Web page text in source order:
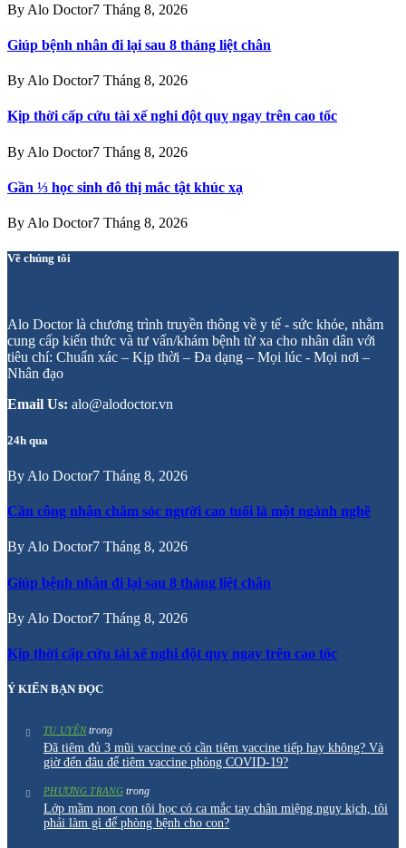
By Alo Doctor7 Tháng 8, 2026
Giúp bệnh nhân đi lại sau 8 tháng liệt chân
By Alo Doctor7 Tháng 8, 2026
Kịp thời cấp cứu tài xế nghi đột quỵ ngay trên cao tốc
By Alo Doctor7 Tháng 8, 2026
Gần ⅓ học sinh đô thị mắc tật khúc xạ
By Alo Doctor7 Tháng 8, 2026
Về chúng tôi
Alo Doctor là chương trình truyền thông về y tế - sức khỏe, nhằm
cung cấp kiến thức và tư vấn/khám bệnh từ xa cho nhân dân với
tiêu chí: Chuẩn xác – Kịp thời – Đa dạng – Mọi lúc - Mọi nơi –
Nhân đạo
Email Us: alo@alodoctor.vn
24h qua
By Alo Doctor7 Tháng 8, 2026
Cần công nhận chăm sóc người cao tuổi là một ngành nghề
By Alo Doctor7 Tháng 8, 2026
Giúp bệnh nhân đi lại sau 8 tháng liệt chân
By Alo Doctor7 Tháng 8, 2026
Kịp thời cấp cứu tài xế nghi đột quỵ ngay trên cao tốc
Ý KIẾN BẠN ĐỌC
TU UYÊNtrong
Đã tiêm đủ 3 mũi vaccine có cần tiêm vaccine tiếp hay không? Và
giờ đến đâu để tiêm vaccine phòng COVID-19?
PHƯƠNG TRANGtrong
Lớp mầm non con tôi học có ca mắc tay chân miệng nguy kịch, tôi
phải làm gì để phòng bệnh cho con?